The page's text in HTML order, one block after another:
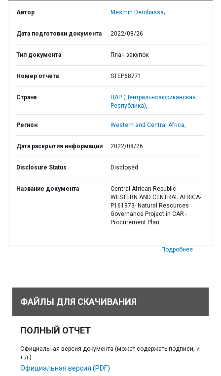
Автор Mesmin Dembassa;
Дата подготовки документа 2022/08/26
Тип документа План закупок
Номер отчета STEP68771
Страна
ЦАР (Центральноафриканская
Республика),
Регион Western and Central Africa,
Дата раскрытия информации 2022/08/26
Disclosure Status Disclosed
Название документа
Central African Republic -
WESTERN AND CENTRAL AFRICA-
P161973- Natural Resources
Governance Project in CAR -
Procurement Plan
Подробнее
ФАЙЛЫ ДЛЯ СКАЧИВАНИЯ
ПОЛНЫЙ ОТЧЕТ
Официальная версия документа (может содержать подписи, и
т.д.)
Официальная версия (PDF)